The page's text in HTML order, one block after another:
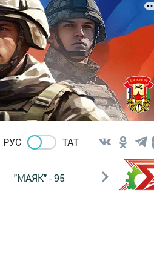
РУС ТАТ
"МАЯК" - 95 "ГУЛЬСТАН"